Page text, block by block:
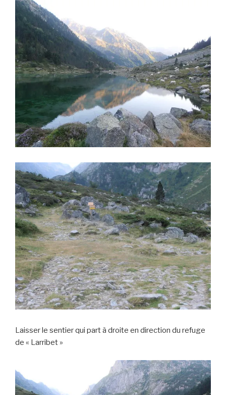
Laisser le sentier qui part à droite en direction du refuge
de « Larribet »